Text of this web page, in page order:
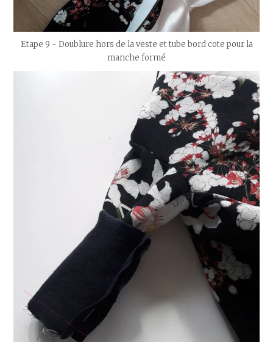
Etape 9 - Doublure hors de la veste et tube bord cote pour la
manche formé